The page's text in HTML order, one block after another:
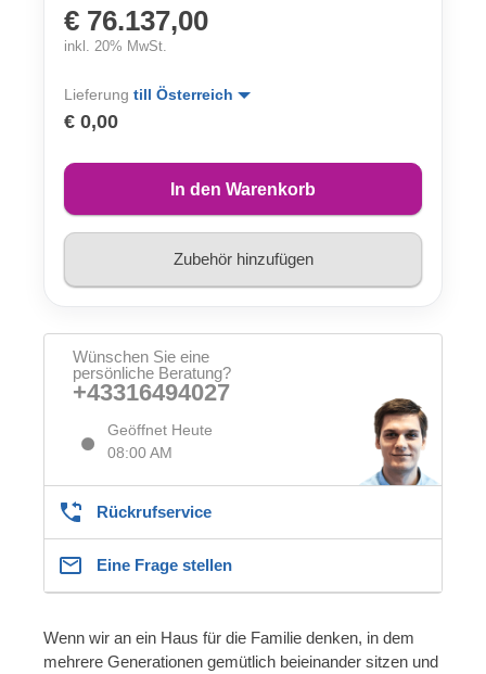
€ 76.137,00
inkl. 20% MwSt.
Lieferung till Österreich
€ 0,00
In den Warenkorb
Zubehör hinzufügen
Wünschen Sie eine
persönliche Beratung?
+43316494027
Geöffnet Heute
08:00 AM
Rückrufservice
Eine Frage stellen
Wenn wir an ein Haus für die Familie denken, in dem
mehrere Generationen gemütlich beieinander sitzen und